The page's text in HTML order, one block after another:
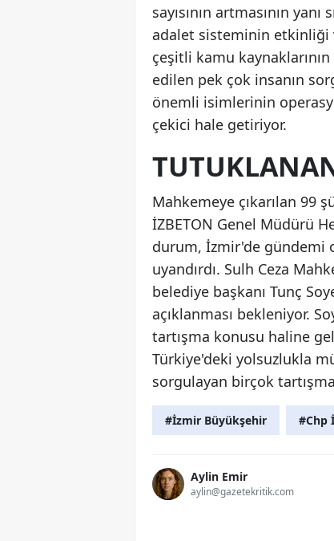
sayısının artmasının
adalet sisteminin etkinliği
çeşitli kamu
edilen pek çok insanın
önemli isimlerinin
çekici hale getiriyor.
Mahkemeye çıkarılan 99
İZBETON Genel Müdürü
durum, İzmir'de gündemi
uyandırdı. Sulh Ceza
belediye başkanı Tunç
açıklanması bekleniyor.
tartışma konusu haline
Türkiye'deki yolsuzlukla
sorgulayan birçok
#İzmir Büyükşehir #Chp
Aylin Emir
aylin@gazetekritik.com